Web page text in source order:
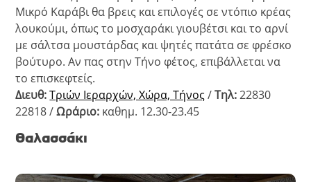
Μικρό Καράβι θα βρεις και επιλογές σε ντόπιο κρέας
λουκούμι, όπως το μοσχαράκι γιουβέτσι και το αρνί
με σάλτσα μουστάρδας και ψητές πατάτα σε φρέσκο
βούτυρο. Αν πας στην Τήνο φέτος, επιβάλλεται να
το επισκεφτείς.
Διευθ:Τριών Ιεραρχών, Χώρα, Τήνος/Τηλ:22830
22818 /Ωράριο: καθημ. 12.30-23.45
Θαλασσάκι